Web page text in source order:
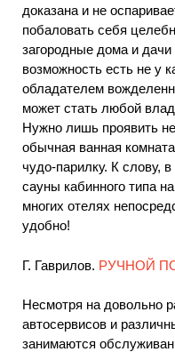
доказана и не
побаловать себя
загородные дома и
возможность есть не у
обладателем
может стать любой
Нужно лишь проявить
обычная ванная
чудо-парилку. К слову,
сауны кабинного типа
многих отелях
удобно!
Г. Гаврилов. РУЧНОЙ
Несмотря на довольно
автосервисов и
занимаются